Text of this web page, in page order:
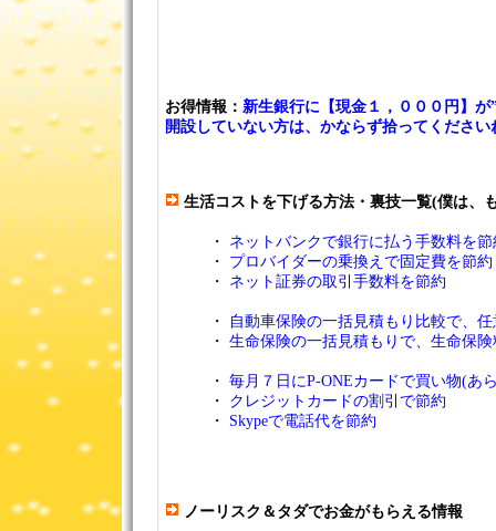
お得情報： 新生銀行に【現金１，０００円】
開設していない方は、かならず拾ってください
生活コストを下げる方法・裏技一覧(僕は、
・ ネットバンクで銀行に払う手数料を節
・ プロバイダーの乗換えで固定費を節約
・ ネット証券の取引手数料を節約
・
自動車保険の一括見積もり比較で、
・ 生命保険の一括見積もりで、生命保険
・ 毎月７日にP-ONEカードで買い物(あ
・ クレジットカードの割引で節約
・ Skypeで電話代を節約
ノーリスク＆タダでお金がもらえる情報